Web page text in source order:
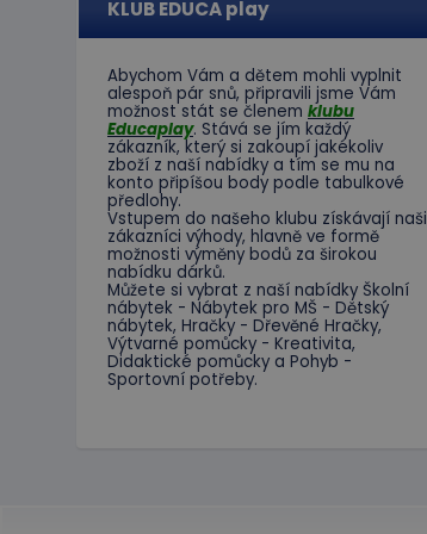
KLUB EDUCA play
Abychom Vám a dětem mohli vyplnit
alespoň pár snů, připravili jsme Vám
možnost stát se členem klubu
Educaplay. Stává se jím každý
zákazník, který si zakoupí jakékoliv
zboží z naší nabídky a tím se mu na
konto připíšou body podle tabulkové
předlohy.
Vstupem do našeho klubu získávají naši
zákazníci výhody, hlavně ve formě
možnosti výměny bodů za širokou
nabídku dárků.
Můžete si vybrat z naší nabídky Školní
nábytek - Nábytek pro MŠ - Dětský
nábytek, Hračky - Dřevěné Hračky,
Výtvarné pomůcky - Kreativita,
Didaktické pomůcky a Pohyb -
Sportovní potřeby.